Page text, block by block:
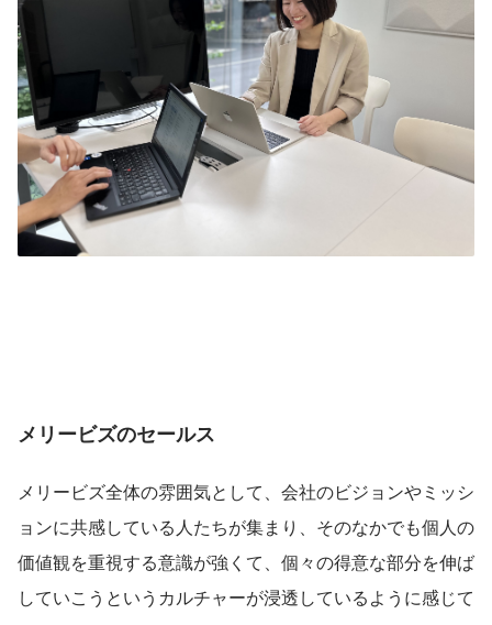
メリービズのセールス
メリービズ全体の雰囲気として、会社のビジョンやミッシ
ョンに共感している人たちが集まり、そのなかでも個人の
価値観を重視する意識が強くて、個々の得意な部分を伸ば
していこうというカルチャーが浸透しているように感じて